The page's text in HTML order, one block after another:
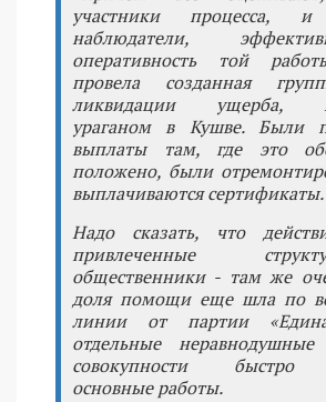
участники процесса, и
наблюдатели,
оперативность той
провела созданная
ликвидации ущерба,
ураганом в Кушве. Были
выплаты там, где это
положено, были
выплачиваются сертификаты.
Надо сказать, что
привлеченные
общественники - там же
доля помощи еще шла по
линии от партии
отдельные
совокупности быстро
основные работы.